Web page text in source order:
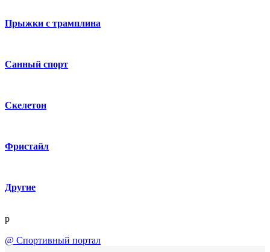
Прыжки с трамплина
Санный спорт
Скелетон
Фристайл
Другие
p
@ Спортивный портал